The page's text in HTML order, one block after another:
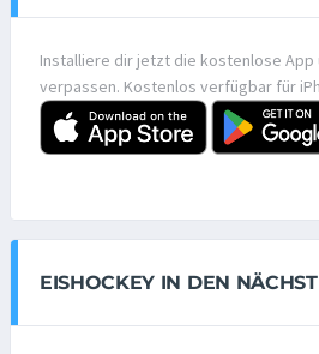
Installiere dir jetzt die kostenlose App
verpassen. Kostenlos verfügbar für
EISHOCKEY IN DEN